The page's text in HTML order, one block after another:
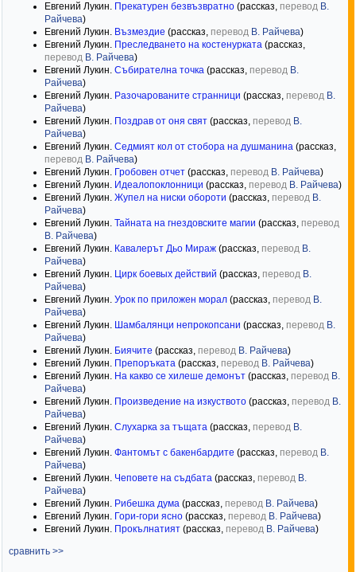
Евгений Лукин. Прекатурен безвъзвратно (рассказ, перевод В.
Райчева)
Евгений Лукин. Възмездие (рассказ, перевод В. Райчева)
Евгений Лукин. Преследването на костенурката (рассказ,
перевод В. Райчева)
Евгений Лукин. Събирателна точка (рассказ, перевод В.
Райчева)
Евгений Лукин. Разочарованите странници (рассказ, перевод В.
Райчева)
Евгений Лукин. Поздрав от оня свят (рассказ, перевод В.
Райчева)
Евгений Лукин. Седмият кол от стобора на душманина (рассказ,
перевод В. Райчева)
Евгений Лукин. Гробовен отчет (рассказ, перевод В. Райчева)
Евгений Лукин. Идеалопоклонници (рассказ, перевод В. Райчева)
Евгений Лукин. Жупел на ниски обороти (рассказ, перевод В.
Райчева)
Евгений Лукин. Тайната на гнездовските магии (рассказ, перевод
В. Райчева)
Евгений Лукин. Кавалерът Дьо Мираж (рассказ, перевод В.
Райчева)
Евгений Лукин. Цирк боевых действий (рассказ, перевод В.
Райчева)
Евгений Лукин. Урок по приложен морал (рассказ, перевод В.
Райчева)
Евгений Лукин. Шамбалянци непрокопсани (рассказ, перевод В.
Райчева)
Евгений Лукин. Биячите (рассказ, перевод В. Райчева)
Евгений Лукин. Препоръката (рассказ, перевод В. Райчева)
Евгений Лукин. На какво се хилеше демонът (рассказ, перевод В.
Райчева)
Евгений Лукин. Произведение на изкуството (рассказ, перевод В.
Райчева)
Евгений Лукин. Слухарка за тъщата (рассказ, перевод В.
Райчева)
Евгений Лукин. Фантомът с бакенбардите (рассказ, перевод В.
Райчева)
Евгений Лукин. Чеповете на съдбата (рассказ, перевод В.
Райчева)
Евгений Лукин. Рибешка дума (рассказ, перевод В. Райчева)
Евгений Лукин. Гори-гори ясно (рассказ, перевод В. Райчева)
Евгений Лукин. Прокълнатият (рассказ, перевод В. Райчева)
сравнить >>